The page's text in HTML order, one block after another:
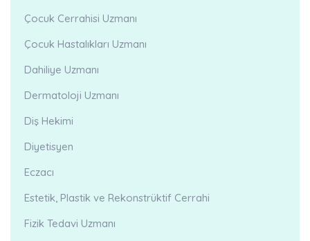
Çocuk Cerrahisi Uzmanı
Çocuk Hastalıkları Uzmanı
Dahiliye Uzmanı
Dermatoloji Uzmanı
Diş Hekimi
Diyetisyen
Eczacı
Estetik, Plastik ve Rekonstrüktif Cerrahi
Fizik Tedavi Uzmanı